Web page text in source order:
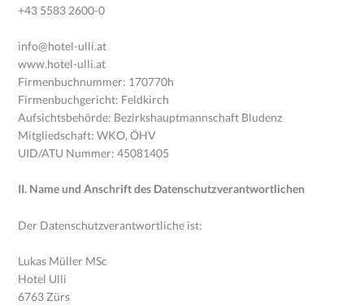
+43 5583 2600-0
info@hotel-ulli.at
www.hotel-ulli.at
Firmenbuchnummer: 170770h
Firmenbuchgericht: Feldkirch
Aufsichtsbehörde: Bezirkshauptmannschaft Bludenz
Mitgliedschaft: WKO, ÖHV
UID/ATU Nummer: 45081405
II. Name und Anschrift des Datenschutzverantwortlichen
Der Datenschutzverantwortliche ist:
Lukas Müller MSc
Hotel Ulli
6763 Zürs